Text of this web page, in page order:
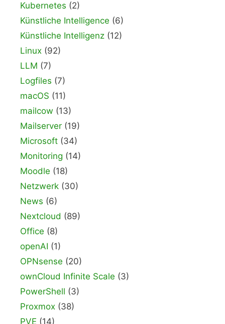
Kubernetes (2)
Künstliche Intelligence (6)
Künstliche Intelligenz (12)
Linux (92)
LLM (7)
Logfiles (7)
macOS (11)
mailcow (13)
Mailserver (19)
Microsoft (34)
Monitoring (14)
Moodle (18)
Netzwerk (30)
News (6)
Nextcloud (89)
Office (8)
openAI (1)
OPNsense (20)
ownCloud Infinite Scale (3)
PowerShell (3)
Proxmox (38)
PVE (14)